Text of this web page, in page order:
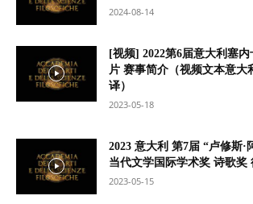
2024-08-14
[视频] 2022第6届意大利塞
片 赛事简介（视频文本意
译）
2023-05-18
2023 意大利 第7届 “卢修斯·
当代文学国际学术奖 诗歌奖
2023-05-15